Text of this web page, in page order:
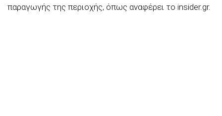
παραγωγής της περιοχής, όπως αναφέρει το insider.gr.